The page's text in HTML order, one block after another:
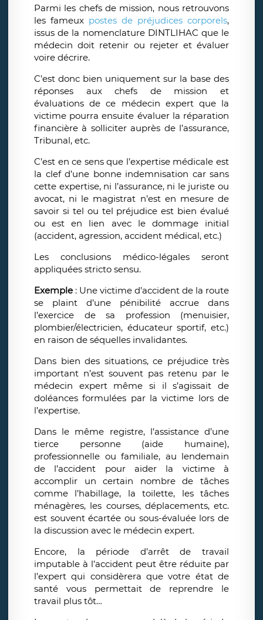
Parmi les chefs de mission, nous retrouvons
les fameux postes de préjudices corporels,
issus de la nomenclature DINTLIHAC que le
médecin doit retenir ou rejeter et évaluer
voire décrire.
C’est donc bien uniquement sur la base des
réponses aux chefs de mission et
évaluations de ce médecin expert que la
victime pourra ensuite évaluer la réparation
financière à solliciter auprès de l’assurance,
Tribunal, etc.
C’est en ce sens que l’expertise médicale est
la clef d’une bonne indemnisation car sans
cette expertise, ni l’assurance, ni le juriste ou
avocat, ni le magistrat n’est en mesure de
savoir si tel ou tel préjudice est bien évalué
ou est en lien avec le dommage initial
(accident, agression, accident médical, etc.)
Les conclusions médico-légales seront
appliquées stricto sensu.
Exemple : Une victime d’accident de la route
se plaint d’une pénibilité accrue dans
l’exercice de sa profession (menuisier,
plombier/électricien, éducateur sportif, etc.)
en raison de séquelles invalidantes.
Dans bien des situations, ce préjudice très
important n’est souvent pas retenu par le
médecin expert même si il s’agissait de
doléances formulées par la victime lors de
l’expertise.
Dans le même registre, l’assistance d’une
tierce personne (aide humaine),
professionnelle ou familiale, au lendemain
de l’accident pour aider la victime à
accomplir un certain nombre de tâches
comme l’habillage, la toilette, les tâches
ménagères, les courses, déplacements, etc.
est souvent écartée ou sous-évaluée lors de
la discussion avec le médecin expert.
Encore, la période d’arrêt de travail
imputable à l’accident peut être réduite par
l’expert qui considèrera que votre état de
santé vous permettait de reprendre le
travail plus tôt…